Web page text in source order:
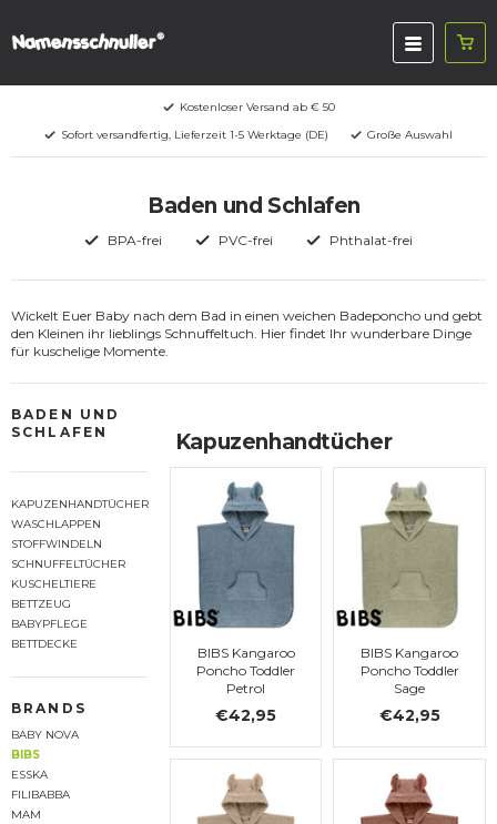
Kostenloser Versand ab € 50
Sofort versandfertig, Lieferzeit 1-5 Werktage (DE)
Große Auswahl
Baden und Schlafen
BPA-frei PVC-frei Phthalat-frei
Wickelt Euer Baby nach dem Bad in einen weichen Badeponcho und gebt
den Kleinen ihr lieblings Schnuffeltuch. Hier findet Ihr wunderbare Dinge
für kuschelige Momente.
BADEN UND
SCHLAFEN
KAPUZENHANDTÜCHER
WASCHLAPPEN
STOFFWINDELN
SCHNUFFELTÜCHER
KUSCHELTIERE
BETTZEUG
BABYPFLEGE
BETTDECKE
BRANDS
BABY NOVA
BIBS
ESSKA
FILIBABBA
MAM
Kapuzenhandtücher
BIBS Kangaroo
Poncho Toddler
Petrol
€42,95
BIBS Kangaroo
Poncho Toddler
Sage
€42,95